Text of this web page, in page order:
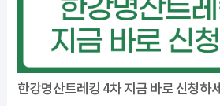
한강명산트레킹 4차 지금 바로 신청하